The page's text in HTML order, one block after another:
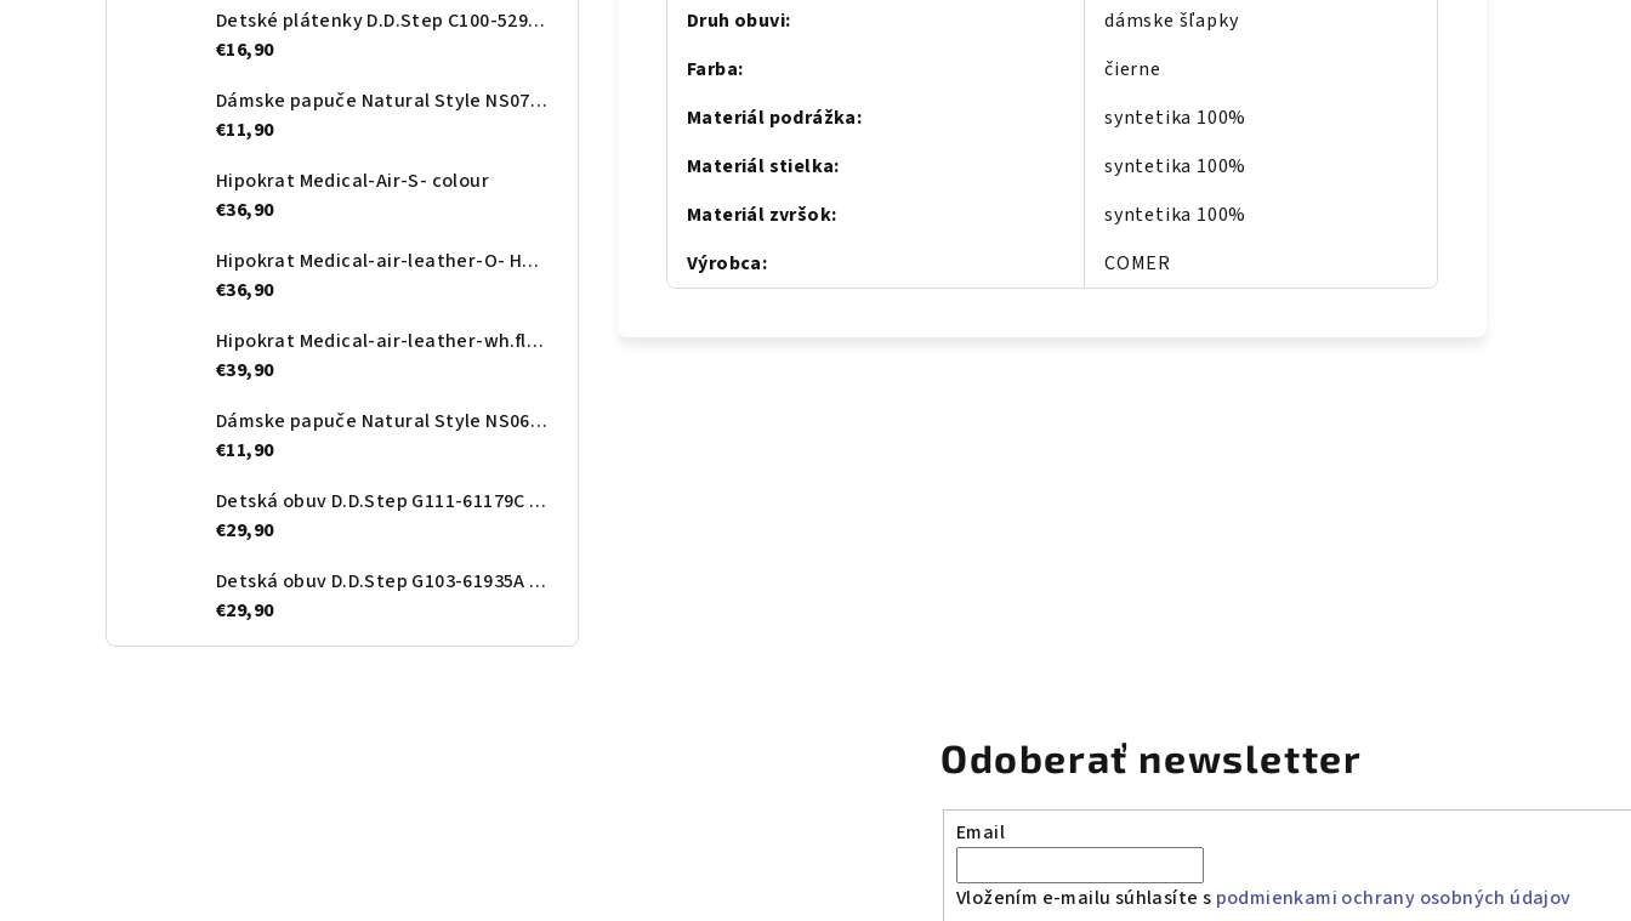
Detské plátenky D.D.Step C100-52989A Royal blue
€16,90
Dámske papuče Natural Style NS075 sivé
€11,90
Hipokrat Medical-Air-S- colour
€36,90
Hipokrat Medical-air-leather-O- Heart
€36,90
Hipokrat Medical-air-leather-wh.flower
€39,90
Dámske papuče Natural Style NS068 Béž
€11,90
Detská obuv D.D.Step G111-61179C Rose gold
€29,90
Detská obuv D.D.Step G103-61935A Royal Blue
€29,90
Druh obuvi:
dámske šľapky
Farba:
čierne
Materiál podrážka:
syntetika 100%
Materiál stielka:
syntetika 100%
Materiál zvršok:
syntetika 100%
Výrobca: COMER
Odoberať newsletter
Email
Vložením e-mailu súhlasíte s podmienkami ochrany osobných údajov